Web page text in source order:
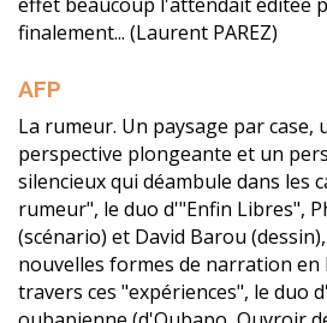
finalement... (Laurent PAREZ)
AFP
La rumeur. Un paysage par case,
perspective plongeante et un
silencieux qui déambule dans les
rumeur", le duo d'"Enfin Libres",
(scénario) et David Barou
nouvelles formes de narration en
travers ces "expériences", le duo